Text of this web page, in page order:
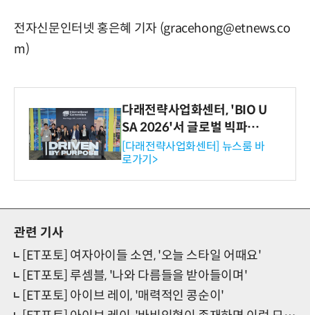
전자신문인터넷 홍은혜 기자 (gracehong@etnews.co
m)
다래전략사업화센터, 'BIO U
SA 2026'서 글로벌 빅파마
와의 비즈니스 미팅 지원…K
-바이오 해외 진출 교두보 확
보
[다래전략사업화센터] 뉴스룸 바
로가기>
관련 기사
[ET포토] 여자아이들 소연, '오늘 스타일 어때요'
[ET포토] 루셈블, '나와 다름들을 받아들이며'
[ET포토] 아이브 레이, '매력적인 콩순이'